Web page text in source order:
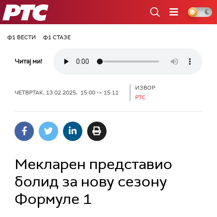
РТС
Ф1 ВЕСТИ Ф1 СТАЗЕ
Читај ми!
ЧЕТВРТАК, 13.02.2025, 15:00 -> 15:11
ИЗВОР:
РТС
Мекларен представио
болид за нову сезону
Формуле 1